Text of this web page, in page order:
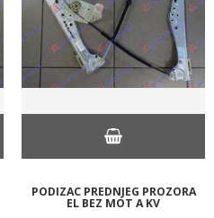
PODIZAC PREDNJEG PROZORA
EL BEZ MOT A KV